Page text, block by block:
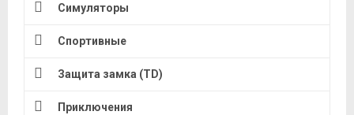
Симуляторы
Спортивные
Защита замка (TD)
Приключения